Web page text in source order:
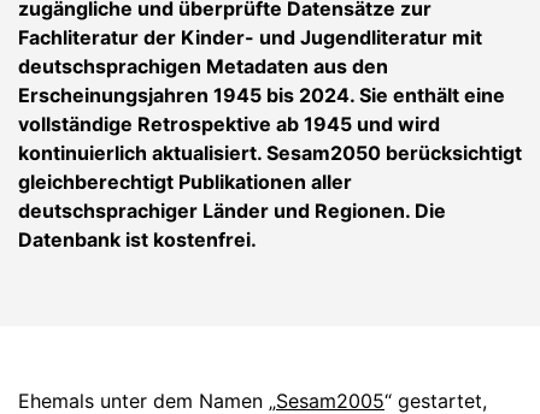
zugängliche und überprüfte Datensätze zur
Fachliteratur der Kinder- und Jugendliteratur mit
deutschsprachigen Metadaten aus den
Erscheinungsjahren 1945 bis 2024. Sie enthält eine
vollständige Retrospektive ab 1945 und wird
kontinuierlich aktualisiert. Sesam2050 berücksichtigt
gleichberechtigt Publikationen aller
deutschsprachiger Länder und Regionen. Die
Datenbank ist kostenfrei.
Ehemals unter dem Namen „Sesam2005“ gestartet,